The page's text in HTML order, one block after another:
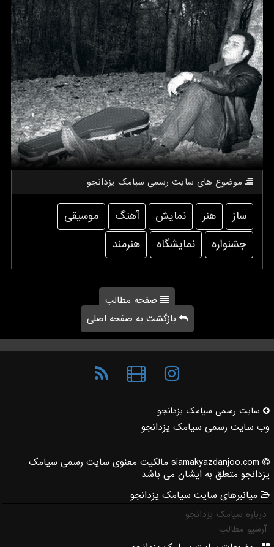
موضوع های سایت رسمی سیامك یزدانجو
ساز هنر نمایش آهنگ
موسیقی
جشنواره
نمایشگاه هنرمند
صفحه مطالب
بازگشت به صفحه اصلی
سایت رسمی سیامك یزدانجو
وب سایت رسمی سیامک یزدانجو
siamakyazdanjoo.com مالکیت معنوی سایت رسمی سیامک
یزدانجو متعلق به ایشان می باشد
میانبرهای سایت سیامک یزدانجو
درباره سیامک یزدانجو
آرشیو مطالب